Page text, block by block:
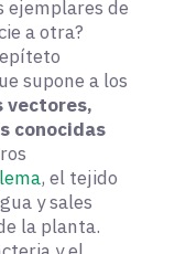
ejemplares de
a otra?
supone a los
vectores,
conocidas
, el tejido
y sales
la planta.